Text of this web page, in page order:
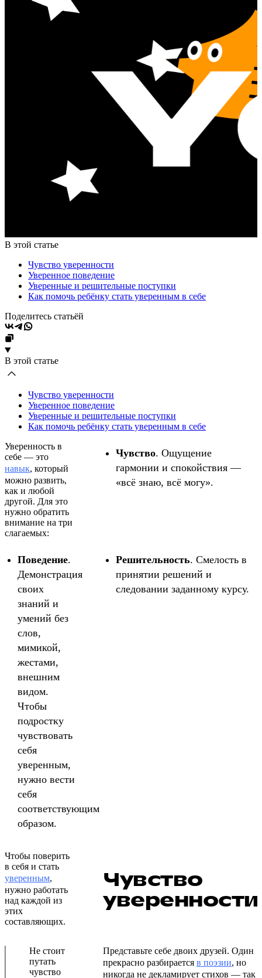
В этой статье
Чувство уверенности
Уверенное поведение
Уверенные и решительные поступки
Как помочь ребёнку стать уверенным в себе
Поделитесь статьёй
В этой статье
Чувство уверенности
Уверенное поведение
Уверенные и решительные поступки
Как помочь ребёнку стать уверенным в себе
Уверенность в
себе — это
навык, который
можно развить,
как и любой
другой. Для это
нужно обратить
внимание на три
слагаемых:
Чувство. Ощущение
гармонии и спокойствия —
«всё знаю, всё могу».
Поведение.
Демонстрация
своих
знаний и
умений без
слов,
мимикой,
жестами,
внешним
видом.
Чтобы
подростку
чувствовать
себя
уверенным,
нужно вести
себя
соответствующим
образом.
Решительность. Смелость в
принятии решений и
следовании заданному курсу.
Чтобы поверить
в себя и стать
уверенным,
нужно работать
над каждой из
этих
составляющих.
Чувство
уверенности
Не стоит
путать
чувство
Представьте себе двоих друзей. Один
прекрасно разбирается в поэзии, но
никогда не декламирует стихов — так